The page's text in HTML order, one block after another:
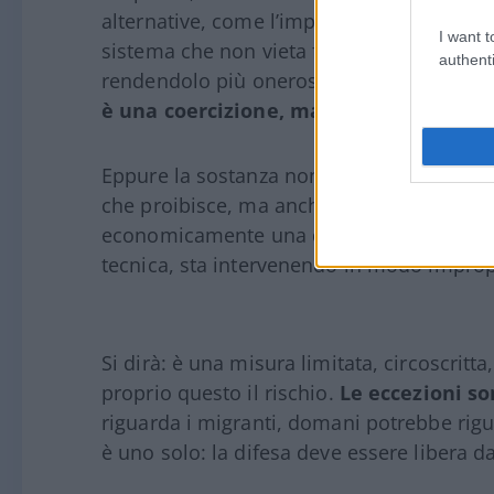
I want
alternative, come l’impugnazione dei
sistema che non vieta formalmente di
rendendolo più oneroso o meno
è una coercizione, ma una pressione.
Eppure la sostanza non cambia. Perché
che proibisce, ma anche da come tratta
economicamente una determinata
tecnica, sta intervenendo in modo
Si dirà: è una misura limitata,
proprio questo il rischio. Le eccezioni
riguarda i migranti, domani potrebbe
è uno solo: la difesa deve essere libera